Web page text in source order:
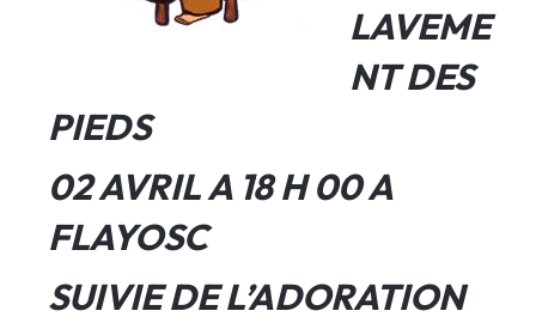
LAVEME
NT DES
PIEDS
02 AVRILA 18 H 00 A
FLAYOSC
SUIVIE DE L’ADORATION